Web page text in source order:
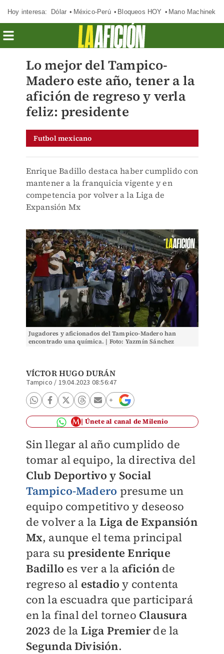
Hoy interesa: Dólar México-Perú Bloqueos HOY Mano Machinek
Lo mejor del Tampico-
Madero este año, tener a la
afición de regreso y verla
feliz: presidente
Futbol mexicano
Enrique Badillo destaca haber cumplido con
mantener a la franquicia vigente y en
competencia por volver a la Liga de
Expansión Mx
Jugadores y aficionados del Tampico-Madero han
encontrado una química. | Foto: Yazmín Sánchez
VÍCTOR HUGO DURÁN
Tampico / 19.04.2023 08:56:47
Únete al canal de Milenio
Sin llegar al año cumplido de
tomar al equipo, la directiva del
Club Deportivo y Social
Tampico-Madero presume un
equipo competitivo y deseoso
de volver a la Liga de Expansión
Mx, aunque el tema principal
para supresidente Enrique
Badillo es ver a la aficiónde
regreso al estadio y contenta
con la escuadra que participará
en la final del torneo Clausura
2023 de la Liga Premierde la
Segunda División.